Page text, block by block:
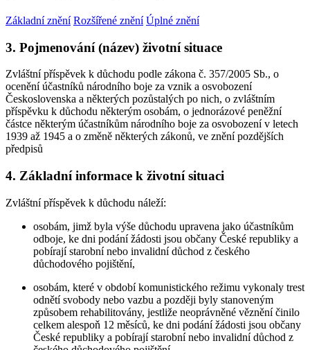
Základní znění Rozšířené znění Úplné znění
3. Pojmenování (název) životní situace
Zvláštní příspěvek k důchodu podle zákona č. 357/2005 Sb., o
ocenění účastníků národního boje za vznik a osvobození
Československa a některých pozůstalých po nich, o zvláštním
příspěvku k důchodu některým osobám, o jednorázové peněžní
částce některým účastníkům národního boje za osvobození v letech
1939 až 1945 a o změně některých zákonů, ve znění pozdějších
předpisů
4. Základní informace k životní situaci
Zvláštní příspěvek k důchodu náleží:
osobám, jimž byla výše důchodu upravena jako účastníkům
odboje, ke dni podání žádosti jsou občany České republiky a
pobírají starobní nebo invalidní důchod z českého
důchodového pojištění,
osobám, které v období komunistického režimu vykonaly trest
odnětí svobody nebo vazbu a později byly stanoveným
způsobem rehabilitovány, jestliže neoprávněné věznění činilo
celkem alespoň 12 měsíců, ke dni podání žádosti jsou občany
České republiky a pobírají starobní nebo invalidní důchod z